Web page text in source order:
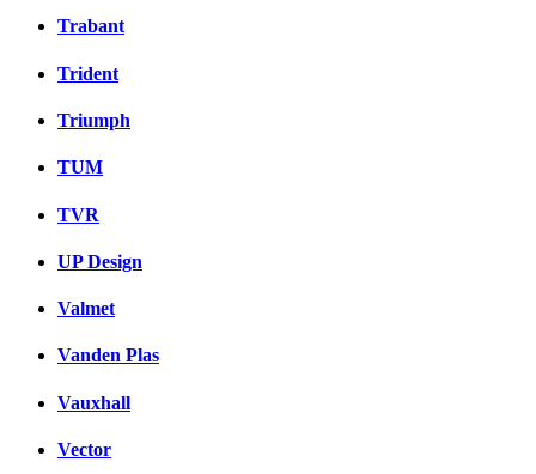
Trabant
Trident
Triumph
TUM
TVR
UP Design
Valmet
Vanden Plas
Vauxhall
Vector